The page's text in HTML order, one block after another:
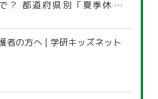
？ 都道府県別「夏季休暇一
者の方へ | 学研キッズネット